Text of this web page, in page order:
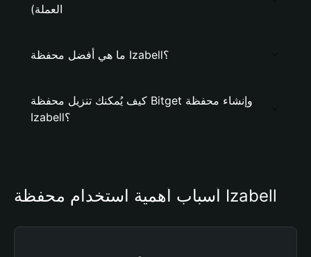
العملة)
ما هي أفضل محفظة Izabell؟
كيف يُمكنك تنزيل محفظة Bitget وإنشاء محفظة
Izabell؟
أسباب أهمية استخدام محفظة Izabell